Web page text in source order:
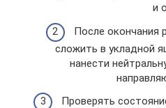
и
После окончания
сложить в укладной
нанести
Проверять